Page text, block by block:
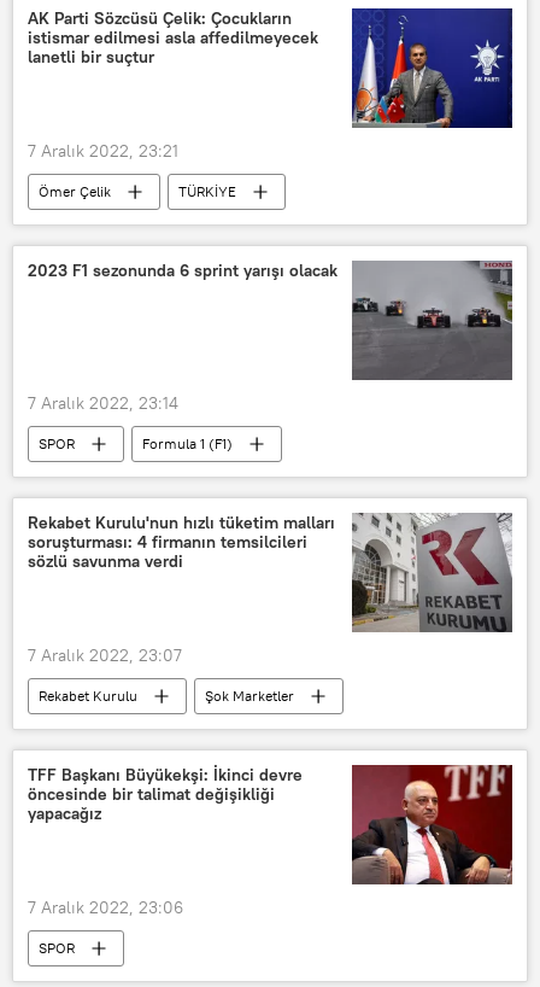
2022 Dünya Kupası
AK Parti Sözcüsü Çelik: Çocukların
istismar edilmesi asla affedilmeyecek
lanetli bir suçtur
7 Aralık 2022, 23:21
Ömer Çelik
TÜRKİYE
çocuk istismarı
Aile ve Sosyal Hizmetler Bakanlığı
2023 F1 sezonunda 6 sprint yarışı olacak
7 Aralık 2022, 23:14
SPOR
Formula 1 (F1)
Formula 1 Dünya Şampiyonası
Sprint
Yarış
Rekabet Kurulu'nun hızlı tüketim malları
soruşturması: 4 firmanın temsilcileri
sözlü savunma verdi
7 Aralık 2022, 23:07
Rekabet Kurulu
Şok Marketler
Soruşturma
TÜRKİYE
TFF Başkanı Büyükekşi: İkinci devre
öncesinde bir talimat değişikliği
yapacağız
7 Aralık 2022, 23:06
SPOR